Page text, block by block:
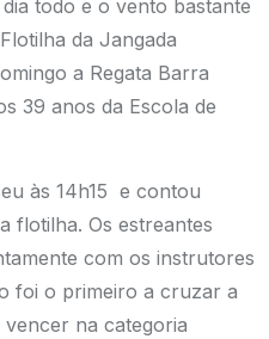
todo e o vento bastante
da Jangada
a Regata Barra
39 anos da Escola de
às 14h15 e contou
flotilha. Os estreantes
com os instrutores
foi o primeiro a cruzar a
vencer na categoria